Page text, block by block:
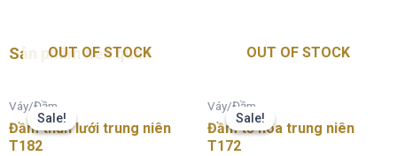
Sản phẩm liên quan
Sale!
OUT OF STOCK
Sale!
Váy/Đầm
Đầm thun lưới trung niên
T182
Sale!
OUT OF STOCK
Sale!
Váy/Đầm
Đầm tơ hoa trung niên
T172